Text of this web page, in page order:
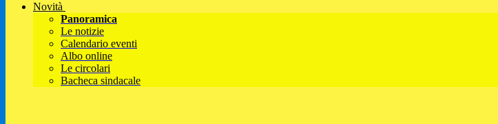
Novità
Panoramica
Le notizie
Calendario eventi
Albo online
Le circolari
Bacheca sindacale